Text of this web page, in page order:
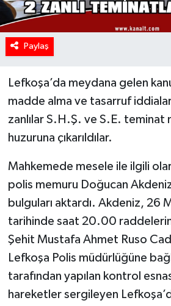
Paylaş
Lefkoşa’da meydana gelen
madde alma ve tasarruf
zanlılar S.H.Ş. ve S.E. teminat
huzuruna çıkarıldılar.
Mahkemede mesele ile ilgili
polis memuru Doğucan
bulguları aktardı. Akdeniz, 26
tarihinde saat 20.00
Şehit Mustafa Ahmet Ruso
Lefkoşa Polis müdürlüğüne
tarafından yapılan kontrol
hareketler sergileyen